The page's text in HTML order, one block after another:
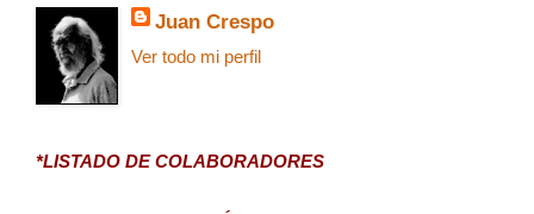
Juan Crespo
Ver todo mi perfil
*LISTADO DE COLABORADORES